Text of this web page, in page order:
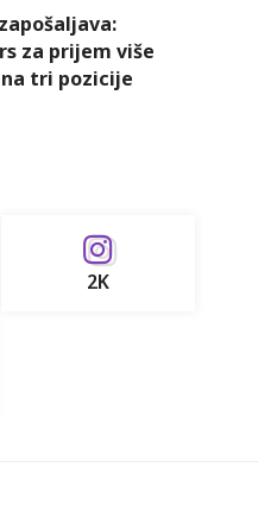
za prijem više
tri pozicije
2K